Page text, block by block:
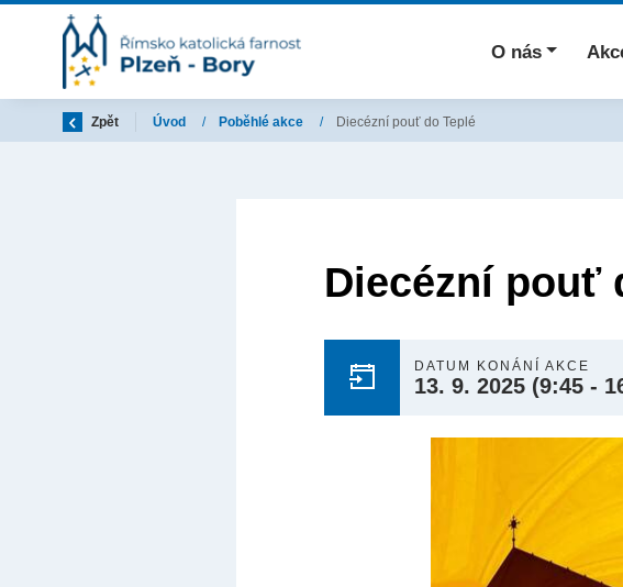
O nás
Zpět Úvod / Poběhlé akce / Diecézní pouť do Teplé
Diecézní pouť
DATUM KONÁNÍ AKCE
13. 9. 2025 (9:45 -